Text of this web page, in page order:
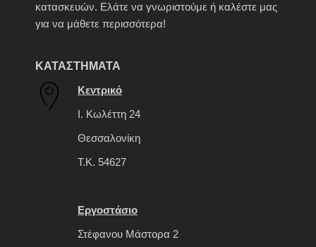
κατασκευών. Ελάτε να γνωριστούμε ή καλέστε μας
για να μάθετε περισσότερα!
ΚΑΤΑΣΤΗΜΑΤΑ
Κεντρικό
Ι. Κωλέττη 24
Θεσσαλονίκη
Τ.Κ. 54627
Εργοστάσιο
Στέφανου Μάστορα 2